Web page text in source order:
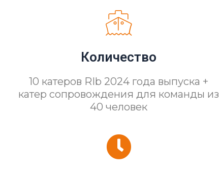
Количество
10 катеров RIb 2024 года выпуска +
катер сопровождения для команды из
40 человек